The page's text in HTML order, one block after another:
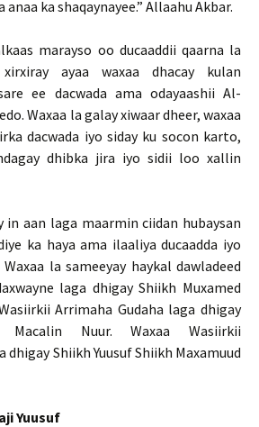
ka shaqaynayee.” Allaahu Akbar.
marayso oo ducaaddii qaarna la
ayaa waxaa dhacay kulan
ee dacwada ama odayaashii Al-
Waxaa la galay xiwaar dheer, waxaa
dacwada iyo siday ku socon karto,
dhibka jira iyo sidii loo xallin
in aan laga maarmin ciidan hubaysan
ka haya ama ilaaliya ducaadda iyo
la sameeyay haykal dawladeed
laga dhigay Shiikh Muxamed
Arrimaha Gudaha laga dhigay
Macalin Nuur. Waxaa Wasiirkii
dhigay Shiikh Yuusuf Shiikh Maxamuud
Yuusuf